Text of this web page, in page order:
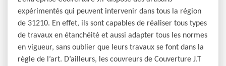
expérimentés qui peuvent intervenir dans tous la région
de 31210. En effet, ils sont capables de réaliser tous types
de travaux en étanchéité et aussi adapter tous les normes
en vigueur, sans oublier que leurs travaux se font dans la
règle de l’art. D’ailleurs, les couvreurs de Couverture J.T